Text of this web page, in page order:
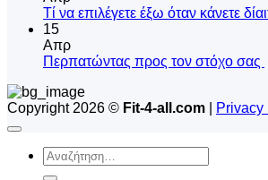
του
Tί να επιλέγετε έξω όταν κάνετε
15
Απρ
Περπατώντας προς τον στόχο σας
Copyright 2026 © Fit-4-all.com Privacy
Αναζήτηση
για: